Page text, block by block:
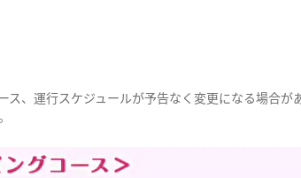
、運行スケジュールが予告なく変更になる場合が